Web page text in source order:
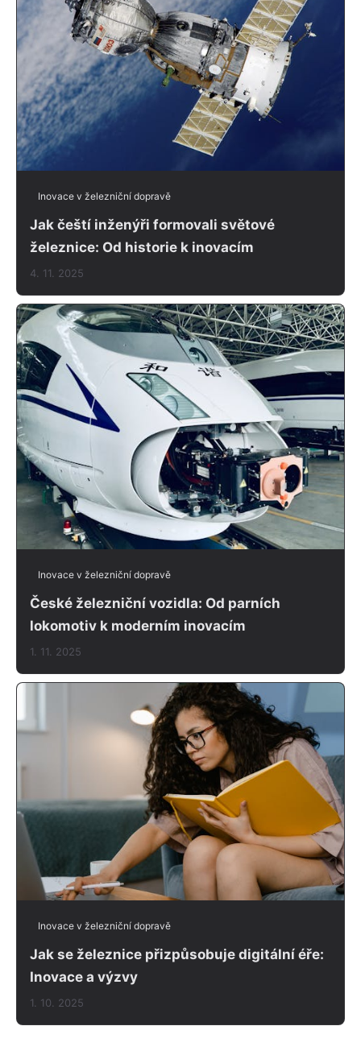
Inovace v železniční dopravě
Jak čeští inženýři formovali světové
železnice: Od historie k inovacím
4. 11. 2025
Inovace v železniční dopravě
České železniční vozidla: Od parních
lokomotiv k moderním inovacím
1. 11. 2025
Inovace v železniční dopravě
Jak se železnice přizpůsobuje digitální éře:
Inovace a výzvy
1. 10. 2025